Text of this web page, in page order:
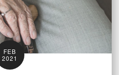
FEB
2021